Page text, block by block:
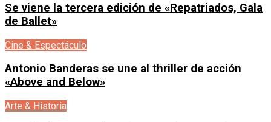
Se viene la tercera edición de «Repatriados, Gala
de Ballet»
Cine & Espectáculo
Antonio Banderas se une al thriller de acción
«Above and Below»
Arte & Historia